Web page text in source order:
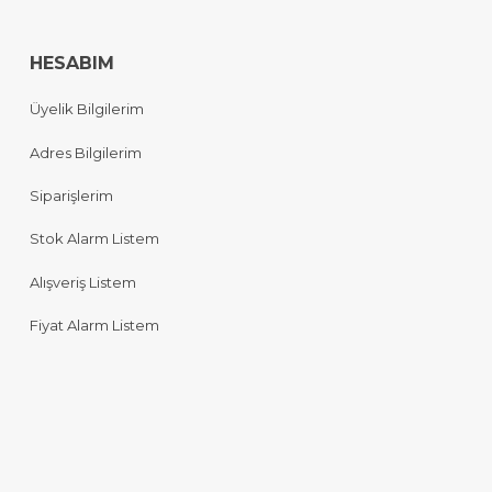
HESABIM
Üyelik Bilgilerim
Adres Bilgilerim
Siparişlerim
Stok Alarm Listem
Alışveriş Listem
Fiyat Alarm Listem